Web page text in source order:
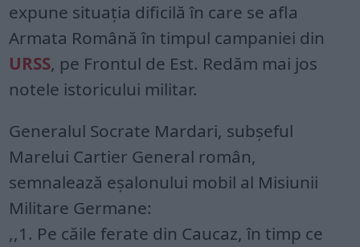
expune situația dificilă în care se afla
Armata Română în timpul campaniei din
URSS, pe Frontul de Est. Redăm mai jos
notele istoricului militar.
Generalul Socrate Mardari, subşeful
Marelui Cartier General român,
semnalează eșalonului mobil al Misiunii
Militare Germane:
,,1. Pe căile ferate din Caucaz, în timp ce